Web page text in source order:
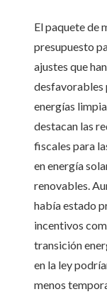
El paquete de
presupuesto
ajustes que
desfavorables
energías
destacan las
fiscales para
en energía
renovables.
había estado
incentivos
transición
en la ley
menos